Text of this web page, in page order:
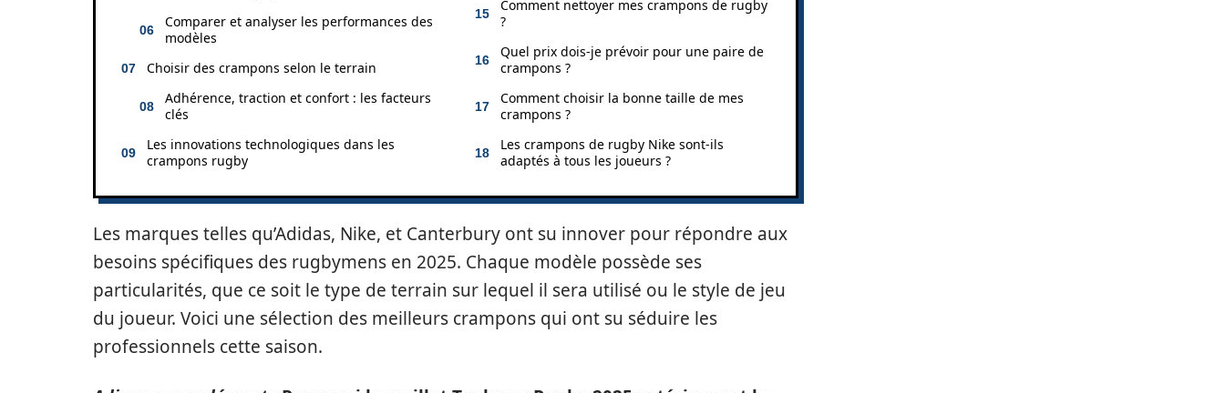
Comparer et analyser les performances des
modèles
Choisir des crampons selon le terrain
Adhérence, traction et confort : les facteurs
clés
Les innovations technologiques dans les
crampons rugby
Comment nettoyer mes crampons de rugby
?
Quel prix dois-je prévoir pour une paire de
crampons ?
Comment choisir la bonne taille de mes
crampons ?
Les crampons de rugby Nike sont-ils
adaptés à tous les joueurs ?
Les marques telles qu’Adidas, Nike, et Canterbury ont su innover pour répondre aux
besoins spécifiques des rugbymens en 2025. Chaque modèle possède ses
particularités, que ce soit le type de terrain sur lequel il sera utilisé ou le style de jeu
du joueur. Voici une sélection des meilleurs crampons qui ont su séduire les
professionnels cette saison.